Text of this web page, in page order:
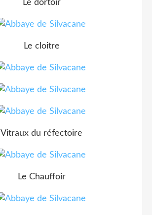
Le dortoir
Le cloitre
Vitraux du réfectoire
Le Chauffoir